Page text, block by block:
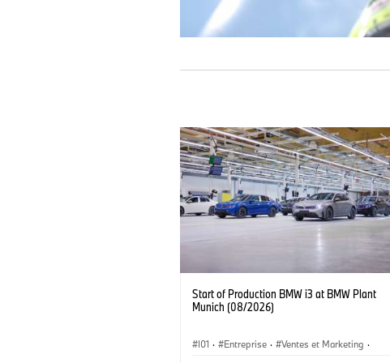
Start of Production BMW i3 at BMW Plant
Munich (08/2026)
I01 · Entreprise · Ventes et Marketing ·